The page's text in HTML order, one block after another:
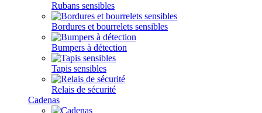
Rubans sensibles
Bordures et bourrelets sensibles
Bumpers à détection
Tapis sensibles
Relais de sécurité
Cadenas